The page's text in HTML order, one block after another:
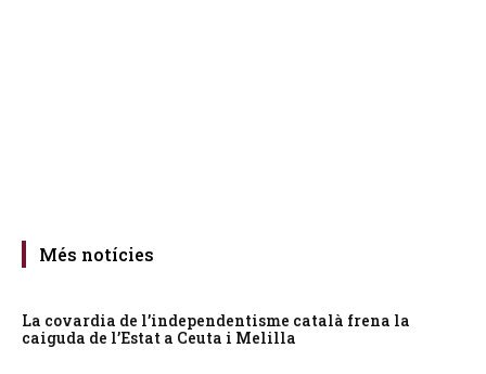
Més notícies
La covardia de l’independentisme català frena la
caiguda de l’Estat a Ceuta i Melilla